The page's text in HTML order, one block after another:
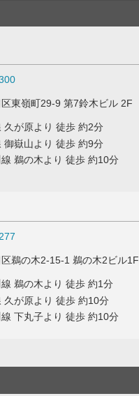
東嶺町29-9 第7鈴木ビル 2F
久が原より 徒歩 約2分
御嶽山より 徒歩 約9分
鵜の木より 徒歩 約10分
鵜の木2-15-1 鵜の木2ビル1F
鵜の木より 徒歩 約1分
久が原より 徒歩 約10分
下丸子より 徒歩 約10分